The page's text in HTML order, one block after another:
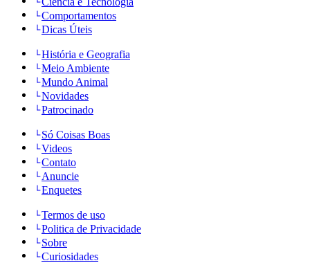
Comportamentos
Dicas Úteis
História e Geografia
Meio Ambiente
Mundo Animal
Novidades
Patrocinado
Só Coisas Boas
Videos
Contato
Anuncie
Enquetes
Termos de uso
Politica de Privacidade
Sobre
Curiosidades